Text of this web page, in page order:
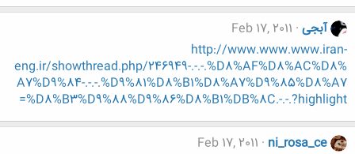
آبجی Feb 17, 2011
http://www.www.www.iran-
eng.ir/showthread.php/246949-.-.-.%D8%AF%D8%AC%D8%
A7%D9%84-.-.-.%D9%81%D8%B1%D8%A7%D9%85%D8%A7
%D8%B3%D9%88%D9%86%D8%B1%DB%8C.-.-.?highlight=
ni_rosa_ce
Feb 17, 2011